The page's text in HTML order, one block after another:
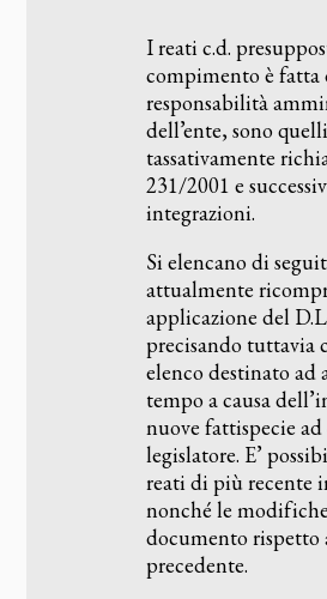
I reati c.d.
compimento è fatta
responsabilità
dell’ente, sono
tassativamente
231/2001 e
integrazioni.
Si elencano di
attualmente
applicazione del
precisando tuttavia
elenco destinato ad
tempo a causa
nuove fattispecie
legislatore. E’
reati di più recente
nonché le
documento rispetto
precedente.